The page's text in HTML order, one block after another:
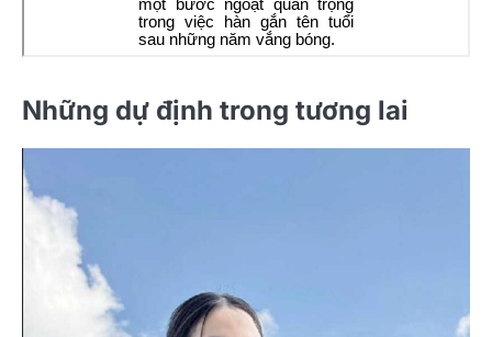
Những dự định trong tương lai